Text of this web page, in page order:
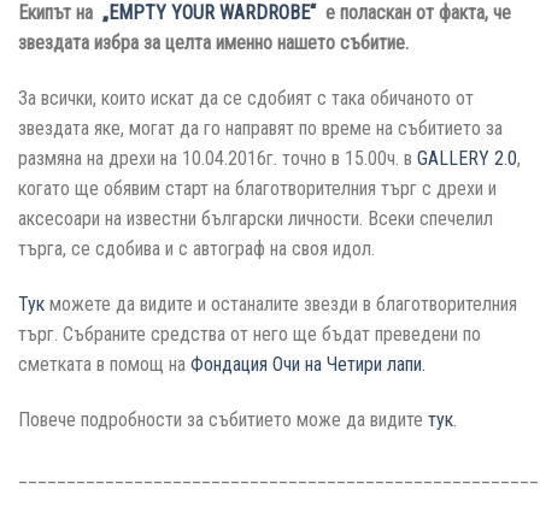
Екипът на „EMPTY YOUR WARDROBE“ е поласкан от факта, че
звездата избра за целта именно нашето събитие.
За всички, които искат да се сдобият с така обичаното от
звездата яке, могат да го направят по време на събитието за
размяна на дрехи на 10.04.2016г. точно в 15.00ч. в GALLERY 2.0,
когато ще обявим старт на благотворителния търг с дрехи и
аксесоари на известни български личности. Всеки спечелил
търга, се сдобива и с автограф на своя идол.
Тук можете да видите и останалите звезди в благотворителния
търг. Събраните средства от него ще бъдат преведени по
сметката в помощ на Фондация Очи на Четири лапи.
Повече подробности за събитието може да видите тук.